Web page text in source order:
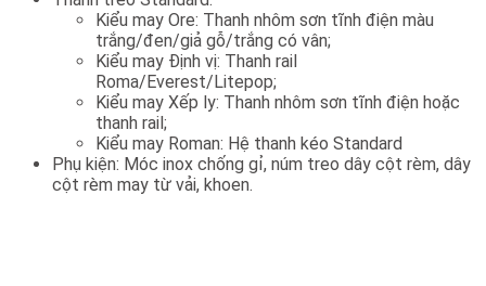
Kiểu may Ore: Thanh nhôm sơn tĩnh điện màu
trắng/đen/giả gỗ/trắng có vân;
Kiểu may Định vị: Thanh rail
Roma/Everest/Litepop;
Kiểu may Xếp ly: Thanh nhôm sơn tĩnh điện hoặc
thanh rail;
Kiểu may Roman: Hệ thanh kéo Standard
Phụ kiện: Móc inox chống gỉ, núm treo dây cột rèm, dây
cột rèm may từ vải, khoen.